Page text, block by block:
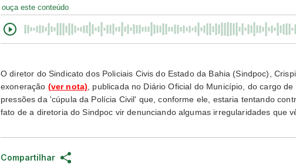
ouça este conteúdo
O diretor do Sindicato dos Policiais Civis do Estado da Bahia (Sindpoc),
exoneração (ver nota) , publicada no Diário Oficial do Município, do cargo
pressões da 'cúpula da Polícia Civil' que, conforme ele, estaria tentando
fato de a diretoria do Sindpoc vir denunciando algumas irregularidades que
Compartilhar